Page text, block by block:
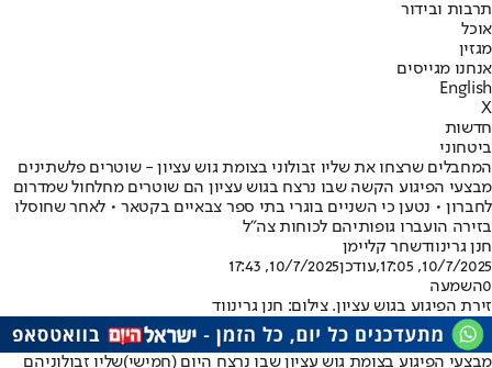
תרבות ובידור
אוכל
מגזין
אנחנו מגייסים
English
X
חדשות
ביטחוני
המחבלים שרצחו את שליו זבולוני בצומת גוש עציון - שוטרים פלשתינים
מבצעי הפיגוע הקשה שבו נרצח בגוש עציון הם שוטרים מחלחול שמדרום
לחברון • נטען כי השניים בוגרי בתי ספר צבאיים בקטאר • לאחר שחוסלו
בזירה הועברו גופותיהם לכוחות צה"ל
חנן גרינוודשחר קליימן
10/7/2025, 17:05
,עודכן10/7/2025, 17:43
0השמעה
זירת הפיגוע בגוש עציון. צילום: חנן גרינווד
מבצעי הפיגוע בצומת גוש עציון שבו נרצח היום (חמישי)שליו זבולוניהם